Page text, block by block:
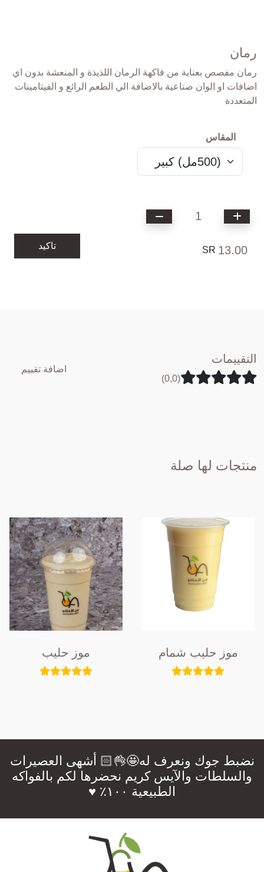
رمان
رمان مفصص بعناية من فاكهة الرمان اللذيذة و المنعشة بدون اي
اضافات او الوان صناعية بالاضافة الي الطعم الرائع و الفيتامينات
المتعددة
المقاس
1
13.00
SR تاكيد
التقييمات
(0,0)
اضافة تقييم
منتجات لها صلة
موز حليب موز حليب شمام
نضبط جوك ونعرف له🤩👌🏻 أشهى العصيرات
والسلطات والآيس كريم نحضرها لكم بالفواكه
الطبيعية ١٠٠٪؜ ♥️